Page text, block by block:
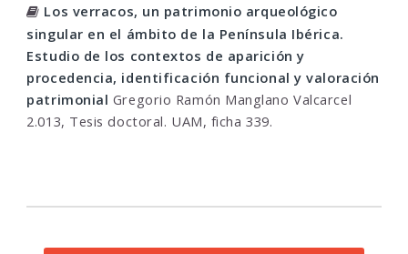
Los verracos, un patrimonio arqueológico
singular en el ámbito de la Península Ibérica.
Estudio de los contextos de aparición y
procedencia, identificación funcional y valoración
patrimonial Gregorio Ramón Manglano Valcarcel
2.013, Tesis doctoral. UAM, ficha 339.